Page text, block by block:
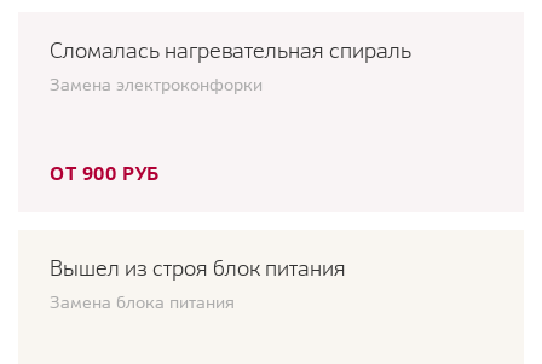
Сломалась нагревательная спираль
Замена электроконфорки
ОТ 900 РУБ
Вышел из строя блок питания
Замена блока питания